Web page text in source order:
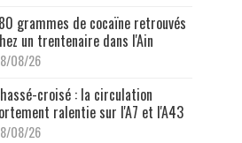
grammes de cocaïne retrouvés
un trentenaire dans l'Ain
08/26
croisé : la circulation
ralentie sur l'A7 et l'A43
08/26